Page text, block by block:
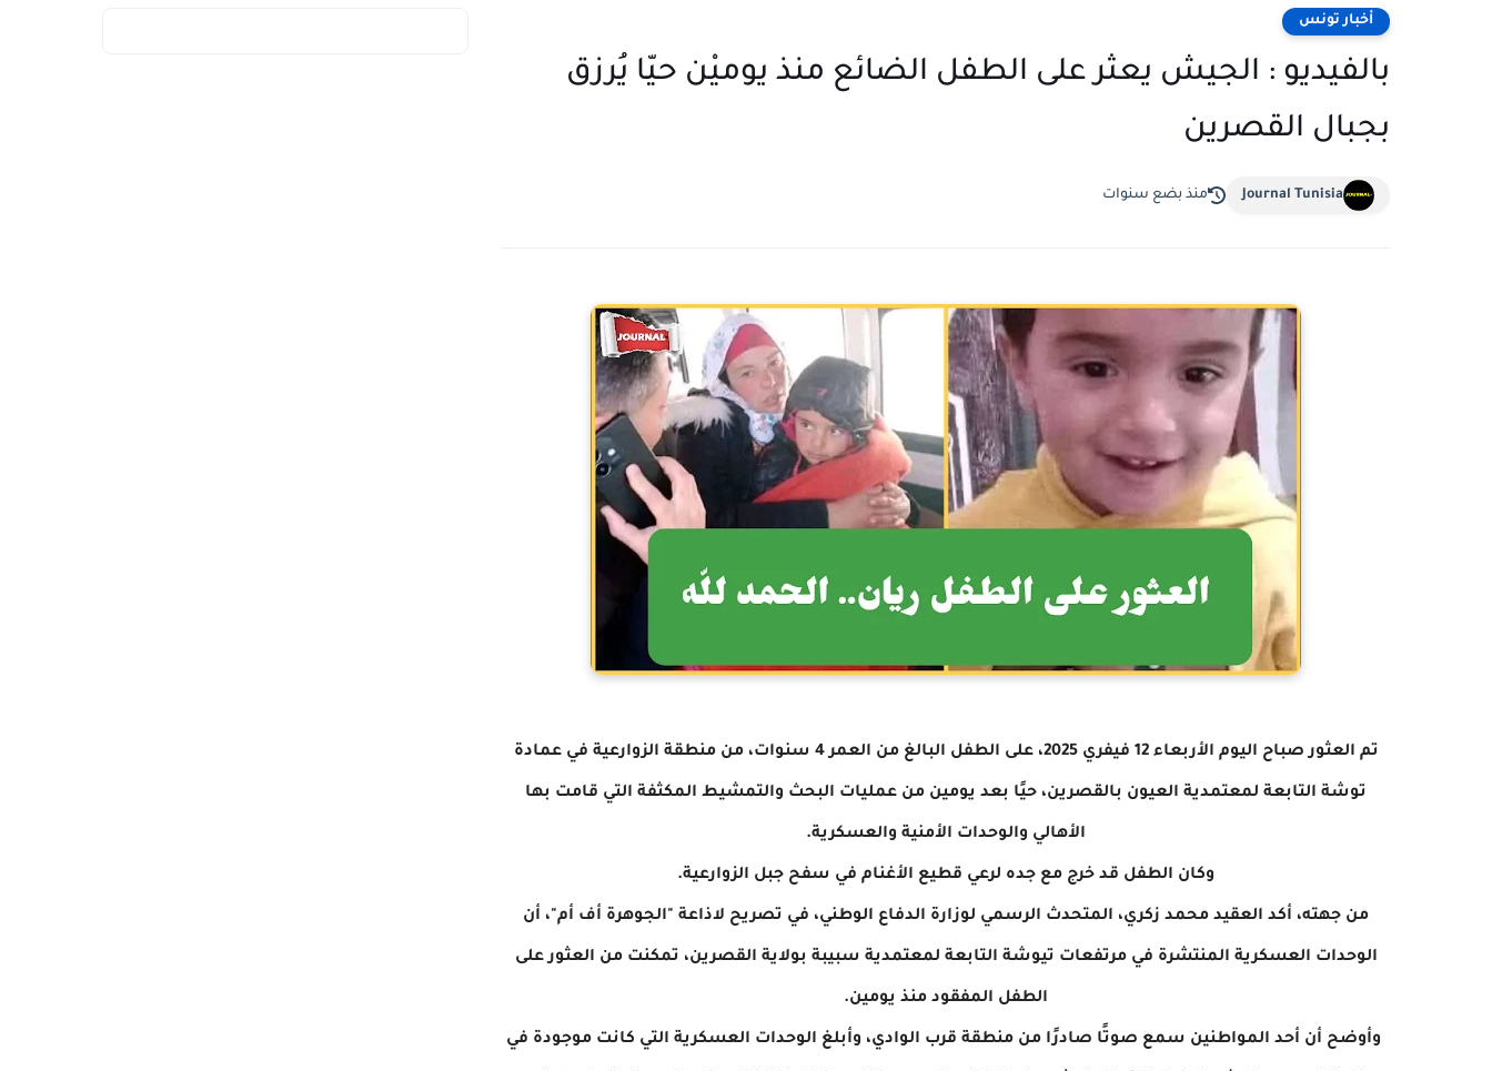
أخبار تونس
بالفيديو : الجيش يعثر على الطفل الضائع منذ يوميْن حيّا يُرزق
بجبال القصرين
Journal Tunisia منذ بضع سنوات
تم العثور صباح اليوم الأربعاء 12 فيفري 2025، على الطفل البالغ من العمر 4 سنوات، من منطقة الزوارعية في عمادة
توشة التابعة لمعتمدية العيون بالقصرين، حيًا بعد يومين من عمليات البحث والتمشيط المكثفة التي قامت بها
الأهالي والوحدات الأمنية والعسكرية.
وكان الطفل قد خرج مع جده لرعي قطيع الأغنام في سفح جبل الزوارعية.
من جهته، أكد العقيد محمد زكري، المتحدث الرسمي لوزارة الدفاع الوطني، في تصريح لاذاعة "الجوهرة أف أم"، أن
الوحدات العسكرية المنتشرة في مرتفعات تيوشة التابعة لمعتمدية سبيبة بولاية القصرين، تمكنت من العثور على
الطفل المفقود منذ يومين.
وأوضح أن أحد المواطنين سمع صوتًا صادرًا من منطقة قرب الوادي، وأبلغ الوحدات العسكرية التي كانت موجودة في